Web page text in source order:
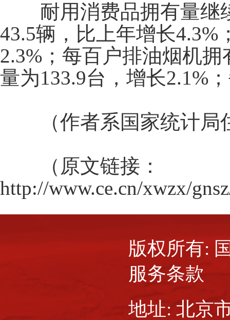
耐用消费品拥有量继
43.5辆，比上年增长4.3%
2.3% ；每百户排油烟机拥
量为133.9台，增长2.1%
（作者系国家统计局
（原文链接：
http://www.ce.cn/xwzx/
版权所有
服务条款
地址: 北京